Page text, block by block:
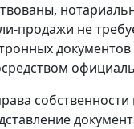
продажи не
документов